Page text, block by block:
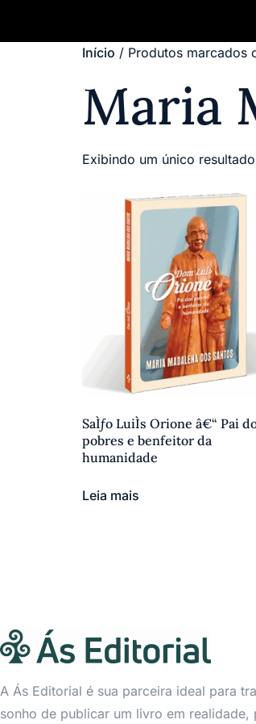
Início / Produtos marcados
Maria
Exibindo um único resultado
SaÌƒo LuiÌs Orione â€“ Pai
pobres e benfeitor da
humanidade
Leia mais
A Ás Editorial é sua parceira ideal para
sonho de publicar um livro em realidade,